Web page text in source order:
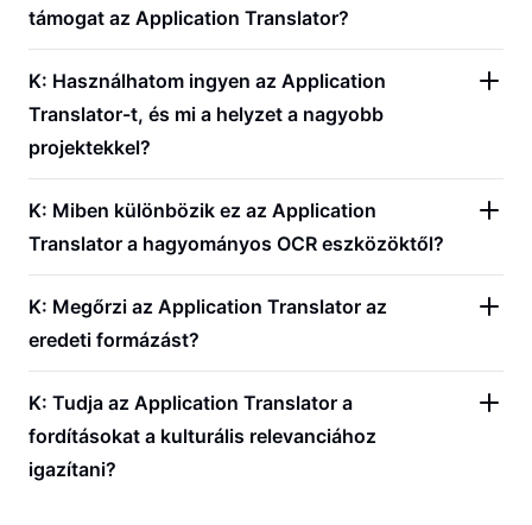
támogat az Application Translator?
K: Használhatom ingyen az Application
Translator-t, és mi a helyzet a nagyobb
projektekkel?
K: Miben különbözik ez az Application
Translator a hagyományos OCR eszközöktől?
K: Megőrzi az Application Translator az
eredeti formázást?
K: Tudja az Application Translator a
fordításokat a kulturális relevanciához
igazítani?